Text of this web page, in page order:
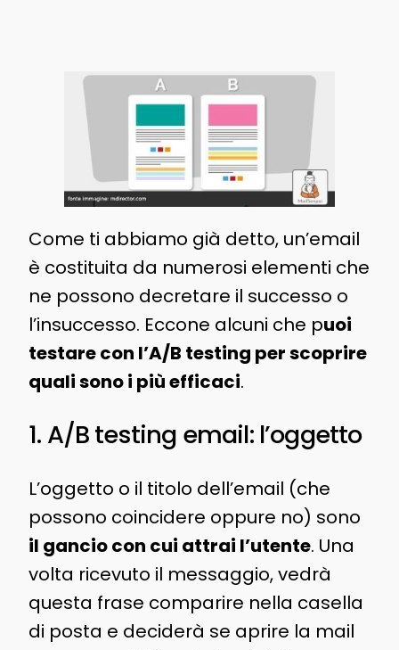
Come ti abbiamo già detto, un’email
è costituita da numerosi elementi che
ne possono decretare il successo o
l’insuccesso. Eccone alcuni che puoi
testare con l’A/B testing per scoprire
quali sono i più efficaci.
1. A/B testing email: l’oggetto
L’oggetto o il titolo dell’email (che
possono coincidere oppure no) sono
il gancio con cui attrai l’utente. Una
volta ricevuto il messaggio, vedrà
questa frase comparire nella casella
di posta e deciderà se aprire la mail